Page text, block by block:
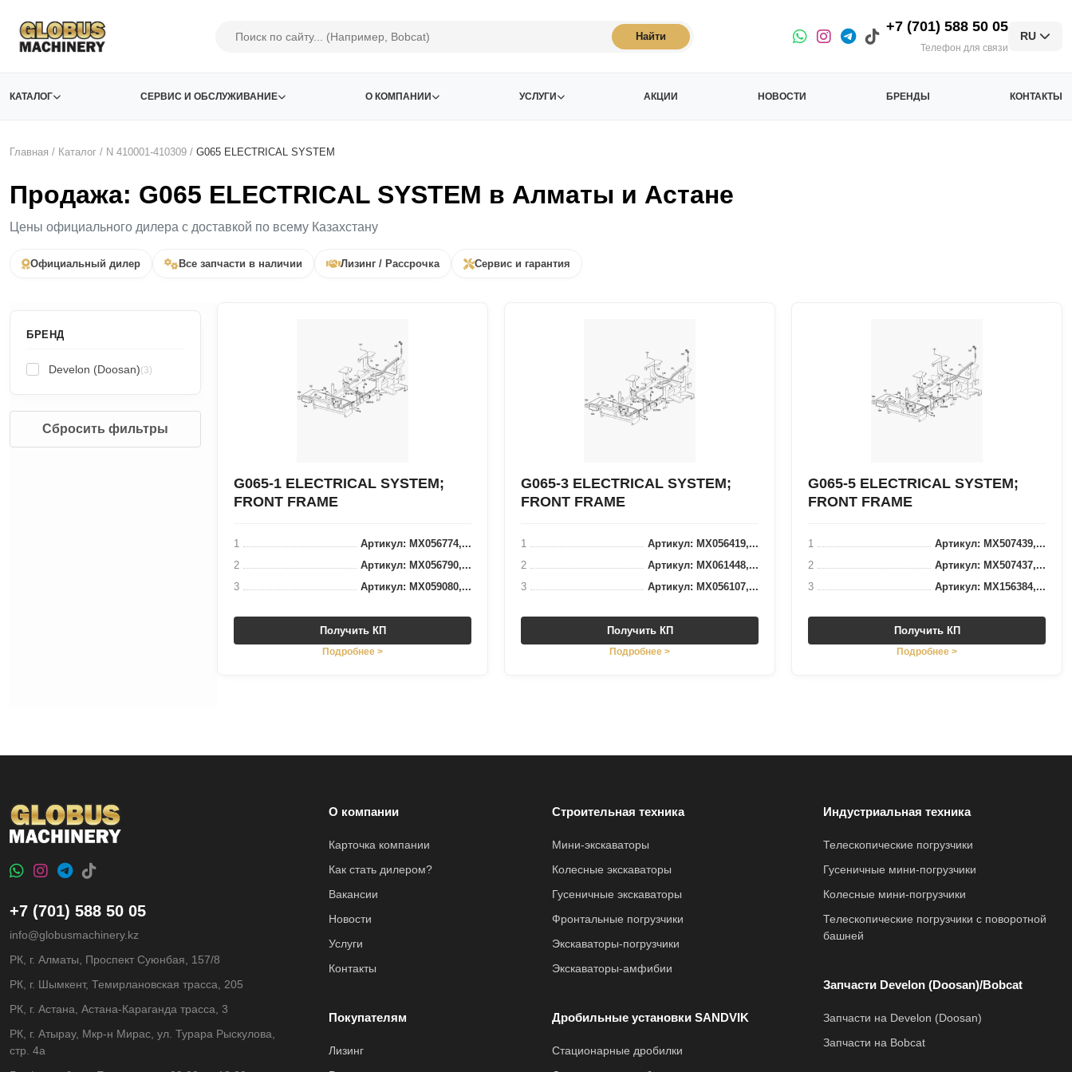
Найти
+7 (701) 588 50 05
Телефон для связи
RU
КАТАЛОГ СЕРВИС И ОБСЛУЖИВАНИЕ О КОМПАНИИ УСЛУГИ АКЦИИ НОВОСТИ БРЕНДЫ КОНТАКТЫ
Главная / Каталог / N 410001-410309 / G065 ELECTRICAL SYSTEM
Продажа: G065 ELECTRICAL SYSTEM в Алматы и Астане
Цены официального дилера с доставкой по всему Казахстану
Официальный дилер Все запчасти в наличии Лизинг / Рассрочка Сервис и гарантия
БРЕНД
Develon (Doosan)(3)
Сбросить фильтры
G065-1 ELECTRICAL SYSTEM;
FRONT FRAME
1
Артикул: MX056774,...
2
Артикул: MX056790,...
3
Артикул: MX059080,...
Получить КП
Подробнее >
G065-3 ELECTRICAL SYSTEM;
FRONT FRAME
1
Артикул: MX056419,...
2
Артикул: MX061448,...
3
Артикул: MX056107,...
Получить КП
Подробнее >
G065-5 ELECTRICAL SYSTEM;
FRONT FRAME
1
Артикул: MX507439,...
2
Артикул: MX507437,...
3
Артикул: MX156384,...
Получить КП
Подробнее >
+7 (701) 588 50 05
info@globusmachinery.kz
РК, г. Алматы, Проспект Суюнбая, 157/8
РК, г. Шымкент, Темирлановская трасса, 205
РК, г. Астана, Астана-Караганда трасса, 3
РК, г. Атырау, Мкр-н Мирас, ул. Турара Рыскулова,
стр. 4а
О компании
Карточка компании
Как стать дилером?
Вакансии
Новости
Услуги
Контакты
Покупателям
Лизинг
Строительная техника
Мини-экскаваторы
Колесные экскаваторы
Гусеничные экскаваторы
Фронтальные погрузчики
Экскаваторы-погрузчики
Экскаваторы-амфибии
Дробильные установки SANDVIK
Стационарные дробилки
Индустриальная техника
Телескопические погрузчики
Гусеничные мини-погрузчики
Колесные мини-погрузчики
Телескопические погрузчики с поворотной
башней
Запчасти Develon (Doosan)/Bobcat
Запчасти на Develon (Doosan)
Запчасти на Bobcat